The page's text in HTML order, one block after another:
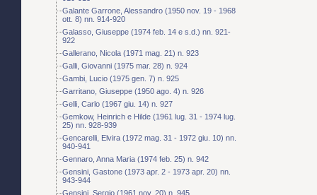
Galante Garrone, Alessandro (1950 nov. 19 - 1968
ott. 8) nn. 914-920
Galasso, Giuseppe (1974 feb. 14 e s.d.) nn. 921-
922
Gallerano, Nicola (1971 mag. 21) n. 923
Galli, Giovanni (1975 mar. 28) n. 924
Gambi, Lucio (1975 gen. 7) n. 925
Garritano, Giuseppe (1950 ago. 4) n. 926
Gelli, Carlo (1967 giu. 14) n. 927
Gemkow, Heinrich e Hilde (1961 lug. 31 - 1974 lug.
25) nn. 928-939
Gencarelli, Elvira (1972 mag. 31 - 1972 giu. 10) nn.
940-941
Gennaro, Anna Maria (1974 feb. 25) n. 942
Gensini, Gastone (1973 apr. 2 - 1973 apr. 20) nn.
943-944
Gensini, Sergio (1961 nov. 20) n. 945